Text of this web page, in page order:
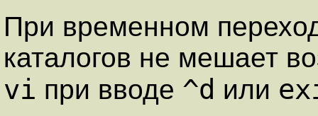
При временном
каталогов не мешает
vi при вводе ^d или